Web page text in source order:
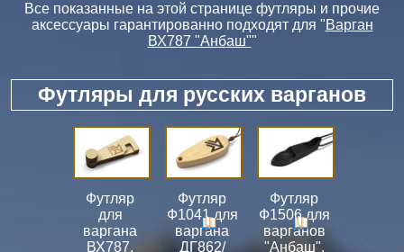
Все показанные на этой странице футляры и прочие
аксессуары гарантированно подходят для "Варган
ВХ787 "Анбаш""
Футляры для русских варганов
Футляр
для
варгана
ВХ787,
Футляр
Ф1041 для
варгана
ДГ862/
Футляр
Ф1506 для
варганов
"Анбаш",